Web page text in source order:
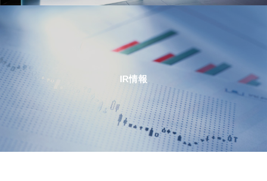
IR情報